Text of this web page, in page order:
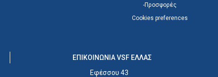
-Προσφορές
Cookies preferences
EΠΙΚΟΙΝΩΝΙΑ VSF ΕΛΛΑΣ
Εφέσσου 43